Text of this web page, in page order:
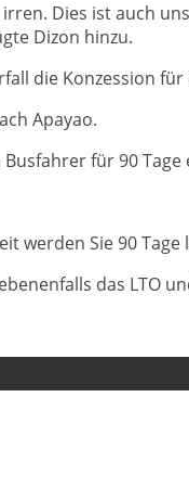
Dies ist auch
Dizon hinzu.
die Konzession
Apayao.
für 90 Tage
werden Sie 90 Tage
das LTO